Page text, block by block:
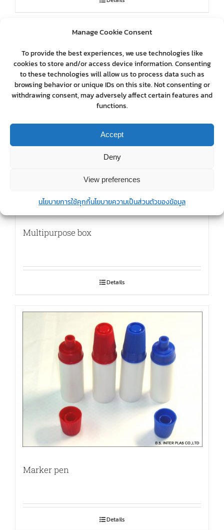
Manage Cookie Consent
To provide the best experiences, we use technologies like
cookies to store and/or access device information. Consenting
to these technologies will allow us to process data such as
browsing behavior or unique IDs on this site. Not consenting or
withdrawing consent, may adversely affect certain features and
functions.
Accept
Deny
View preferences
นโยบายการใช้คุกกี้นโยบายความเป็นส่วนตัวของข้อมูล
Multipurpose box
Details
Marker pen
Details